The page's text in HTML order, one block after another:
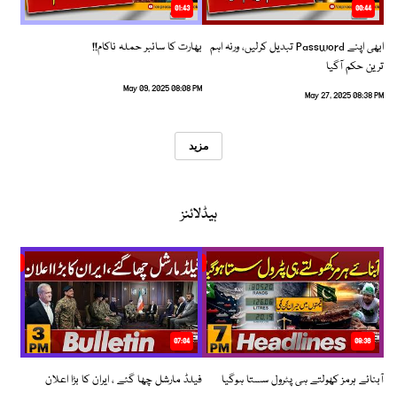
00:44
ابھی اپنے Password تبدیل کرلیں، ورنہ اہم
ترین حکم آگیا
May 27, 2025 08:38 PM
01:43
بھارت کا سائبر حملہ ناکام!!
May 09, 2025 08:08 PM
مزید
ہیڈلائنز
08:36
آبنائے ہرمز کھولتے ہی پٹرول سستا ہوگیا
07:04
فیلڈ مارشل چھا گئے ، ایران کا بڑا اعلان